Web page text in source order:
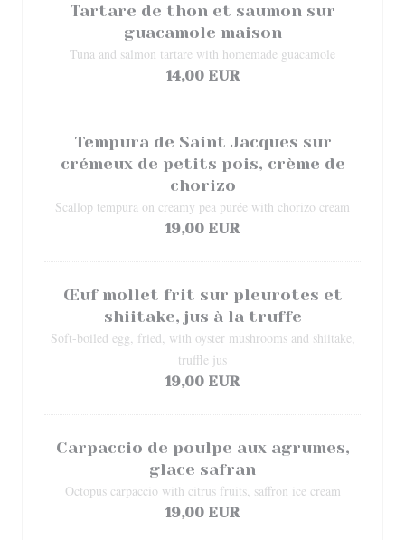
Tartare de thon et saumon sur
guacamole maison
Tuna and salmon tartare with homemade guacamole
14,00 EUR
Tempura de Saint Jacques sur
crémeux de petits pois, crème de
chorizo
Scallop tempura on creamy pea purée with chorizo cream
19,00 EUR
Œuf mollet frit sur pleurotes et
shiitake, jus à la truffe
Soft-boiled egg, fried, with oyster mushrooms and shiitake,
truffle jus
19,00 EUR
Carpaccio de poulpe aux agrumes,
glace safran
Octopus carpaccio with citrus fruits, saffron ice cream
19,00 EUR